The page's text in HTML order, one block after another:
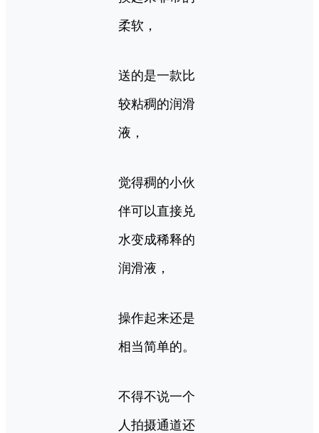
柔软，
送的是一款比
较粘稠的润滑
液，
觉得稠的小伙
伴可以直接兑
水变成稀释的
润滑液，
操作起来还是
相当简单的。
不得不说一个
人拍摄通道还